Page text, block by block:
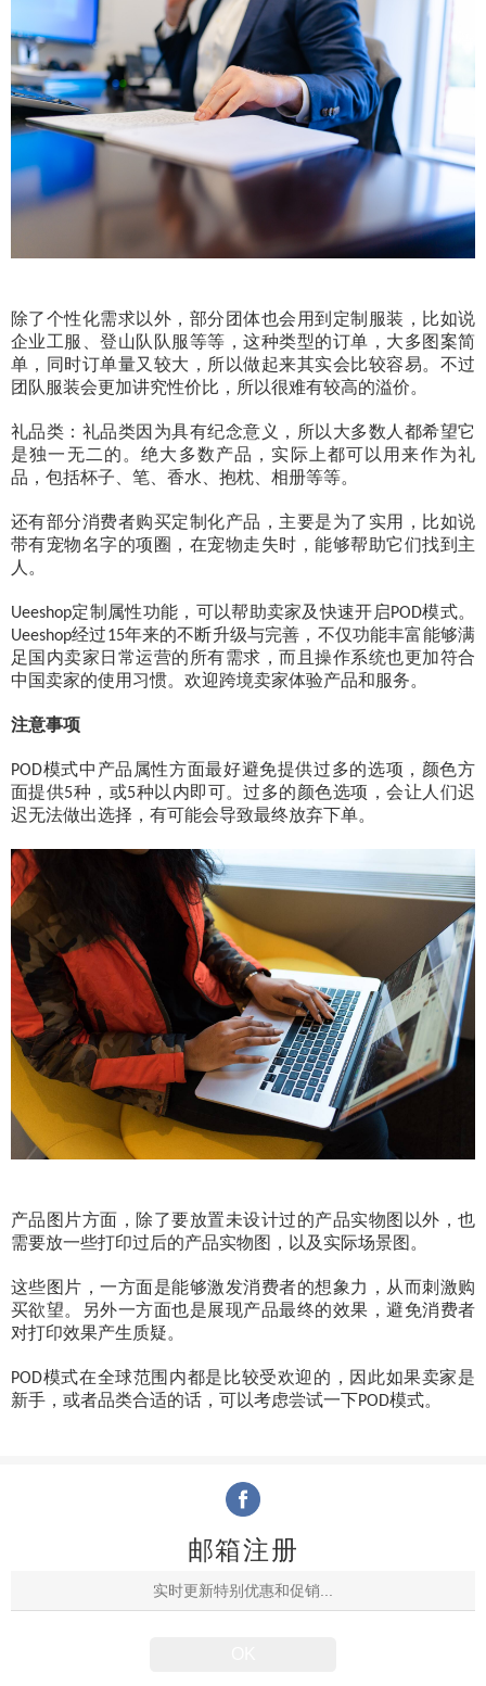
除了个性化需求以外，部分团体也会用到定制服装，比如说
企业工服、登山队队服等等，这种类型的订单，大多图案简
单，同时订单量又较大，所以做起来其实会比较容易。不过
团队服装会更加讲究性价比，所以很难有较高的溢价。
礼品类：礼品类因为具有纪念意义，所以大多数人都希望它
是独一无二的。绝大多数产品，实际上都可以用来作为礼
品，包括杯子、笔、香水、抱枕、相册等等。
还有部分消费者购买定制化产品，主要是为了实用，比如说
带有宠物名字的项圈，在宠物走失时，能够帮助它们找到主
人。
Ueeshop定制属性功能，可以帮助卖家及快速开启POD模式。
Ueeshop经过15年来的不断升级与完善，不仅功能丰富能够满
足国内卖家日常运营的所有需求，而且操作系统也更加符合
中国卖家的使用习惯。欢迎跨境卖家体验产品和服务。
注意事项
POD模式中产品属性方面最好避免提供过多的选项，颜色方
面提供5种，或5种以内即可。过多的颜色选项，会让人们迟
迟无法做出选择，有可能会导致最终放弃下单。
产品图片方面，除了要放置未设计过的产品实物图以外，也
需要放一些打印过后的产品实物图，以及实际场景图。
这些图片，一方面是能够激发消费者的想象力，从而刺激购
买欲望。另外一方面也是展现产品最终的效果，避免消费者
对打印效果产生质疑。
POD模式在全球范围内都是比较受欢迎的，因此如果卖家是
新手，或者品类合适的话，可以考虑尝试一下POD模式。
邮箱注册